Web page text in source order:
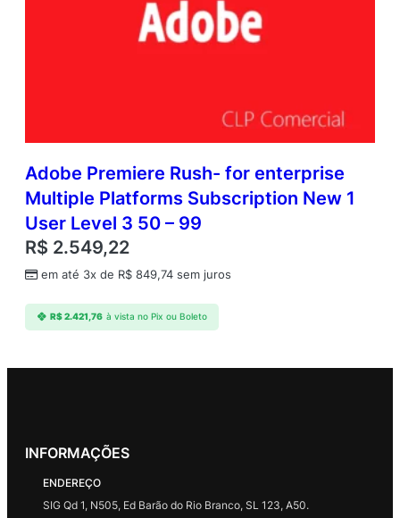
Adobe Premiere Rush- for enterprise
Multiple Platforms Subscription New 1
User Level 3 50 – 99
R$ 2.549,22
em até 3x de R$ 849,74 sem juros
R$2.421,76 à vista no Pix ou Boleto
INFORMAÇÕES
ENDEREÇO
SIG Qd 1, N505, Ed Barão do Rio Branco, SL 123, A50.